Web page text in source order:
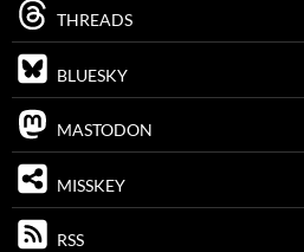
THREADS
BLUESKY
MASTODON
MISSKEY
RSS